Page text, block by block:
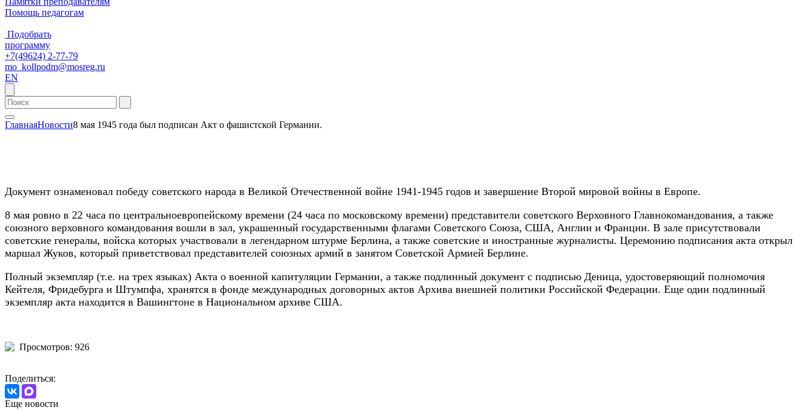
Помощь педагогам
Подобрать
программу
+7(49624) 2-77-79
mo_kollpodm@mosreg.ru
EN
ГлавнаяНовости8 мая 1945 года был подписан Акт о фашистской Германии.
Документ ознаменовал победу советского народа в Великой Отечественной войне 1941-1945 годов и завершение Второй мировой войны в Европе.
8 мая ровно в 22 часа по центральноевропейскому времени (24 часа по московскому времени) представители советского Верховного Главнокомандования, а также
союзного верховного командования вошли в зал, украшенный государственными флагами Советского Союза, США, Англии и Франции. В зале присутствовали
советские генералы, войска которых участвовали в легендарном штурме Берлина, а также советские и иностранные журналисты. Церемонию подписания акта открыл
маршал Жуков, который приветствовал представителей союзных армий в занятом Советской Армией Берлине.
Полный экземпляр (т.е. на трех языках) Акта о военной капитуляции Германии, а также подлинный документ с подписью Деница, удостоверяющий полномочия
Кейтеля, Фридебурга и Штумпфа, хранятся в фонде международных договорных актов Архива внешней политики Российской Федерации. Еще один подлинный
экземпляр акта находится в Вашингтоне в Национальном архиве США.
Просмотров: 926
Поделиться:
Еще новости